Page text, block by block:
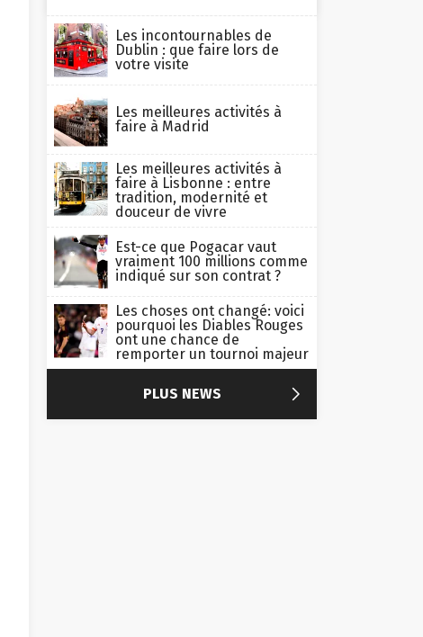
Les incontournables de
Dublin : que faire lors de
votre visite
Les meilleures activités à
faire à Madrid
Les meilleures activités à
faire à Lisbonne : entre
tradition, modernité et
douceur de vivre
Est-ce que Pogacar vaut
vraiment 100 millions comme
indiqué sur son contrat ?
Les choses ont changé: voici
pourquoi les Diables Rouges
ont une chance de
remporter un tournoi majeur
PLUS NEWS 